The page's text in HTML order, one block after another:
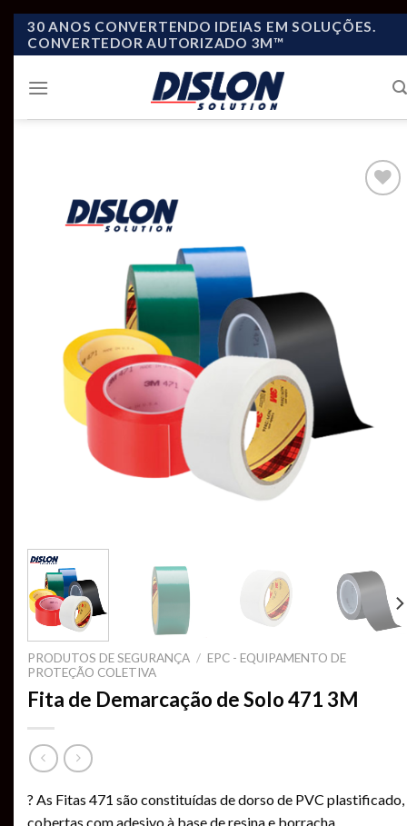
Skip
30 ANOS CONVERTENDO IDEIAS EM SOLUÇÕES.
CONVERTEDOR AUTORIZADO 3M™
PRODUTOS DE SEGURANÇA / EPC - EQUIPAMENTO DE
PROTEÇÃO COLETIVA
Fita de Demarcação de Solo 471 3M
? As Fitas 471 são constituídas de dorso de PVC plastificado,
cobertas com adesivo à base de resina e borracha.